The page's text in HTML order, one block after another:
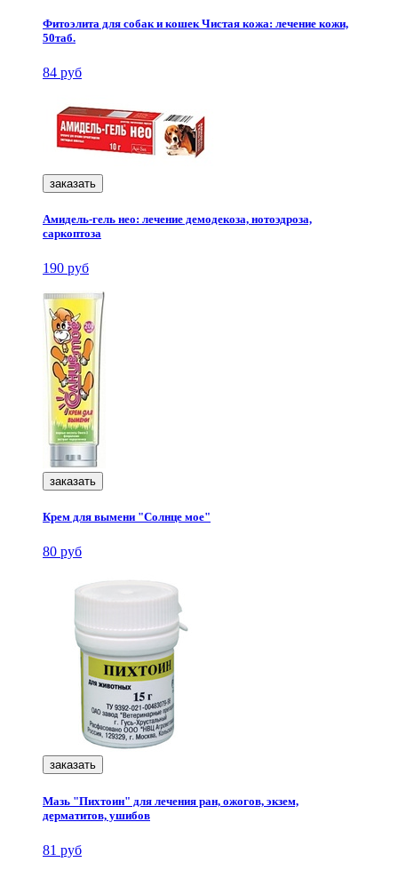
Фитоэлита для собак и кошек Чистая кожа: лечение кожи,
50таб.
84 руб
заказать
Амидель-гель нео: лечение демодекоза, нотоэдроза,
саркоптоза
190 руб
заказать
Крем для вымени "Солнце мое"
80 руб
заказать
Мазь "Пихтоин" для лечения ран, ожогов, экзем,
дерматитов, ушибов
81 руб